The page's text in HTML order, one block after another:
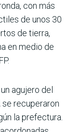
con más
de unos 30
de tierra,
en medio de
agujero del
se recuperaron
la prefectura.